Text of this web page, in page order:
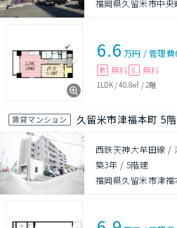
福岡県久留米市中央
6.6 万円 /管理費
敷 無料 礼 無料
1LDK/40.8㎡ / 2階
賃貸マンション 久留米市津福本町 5
西鉄天神大牟田線 /
築3年 / 5階建
福岡県久留米市津福